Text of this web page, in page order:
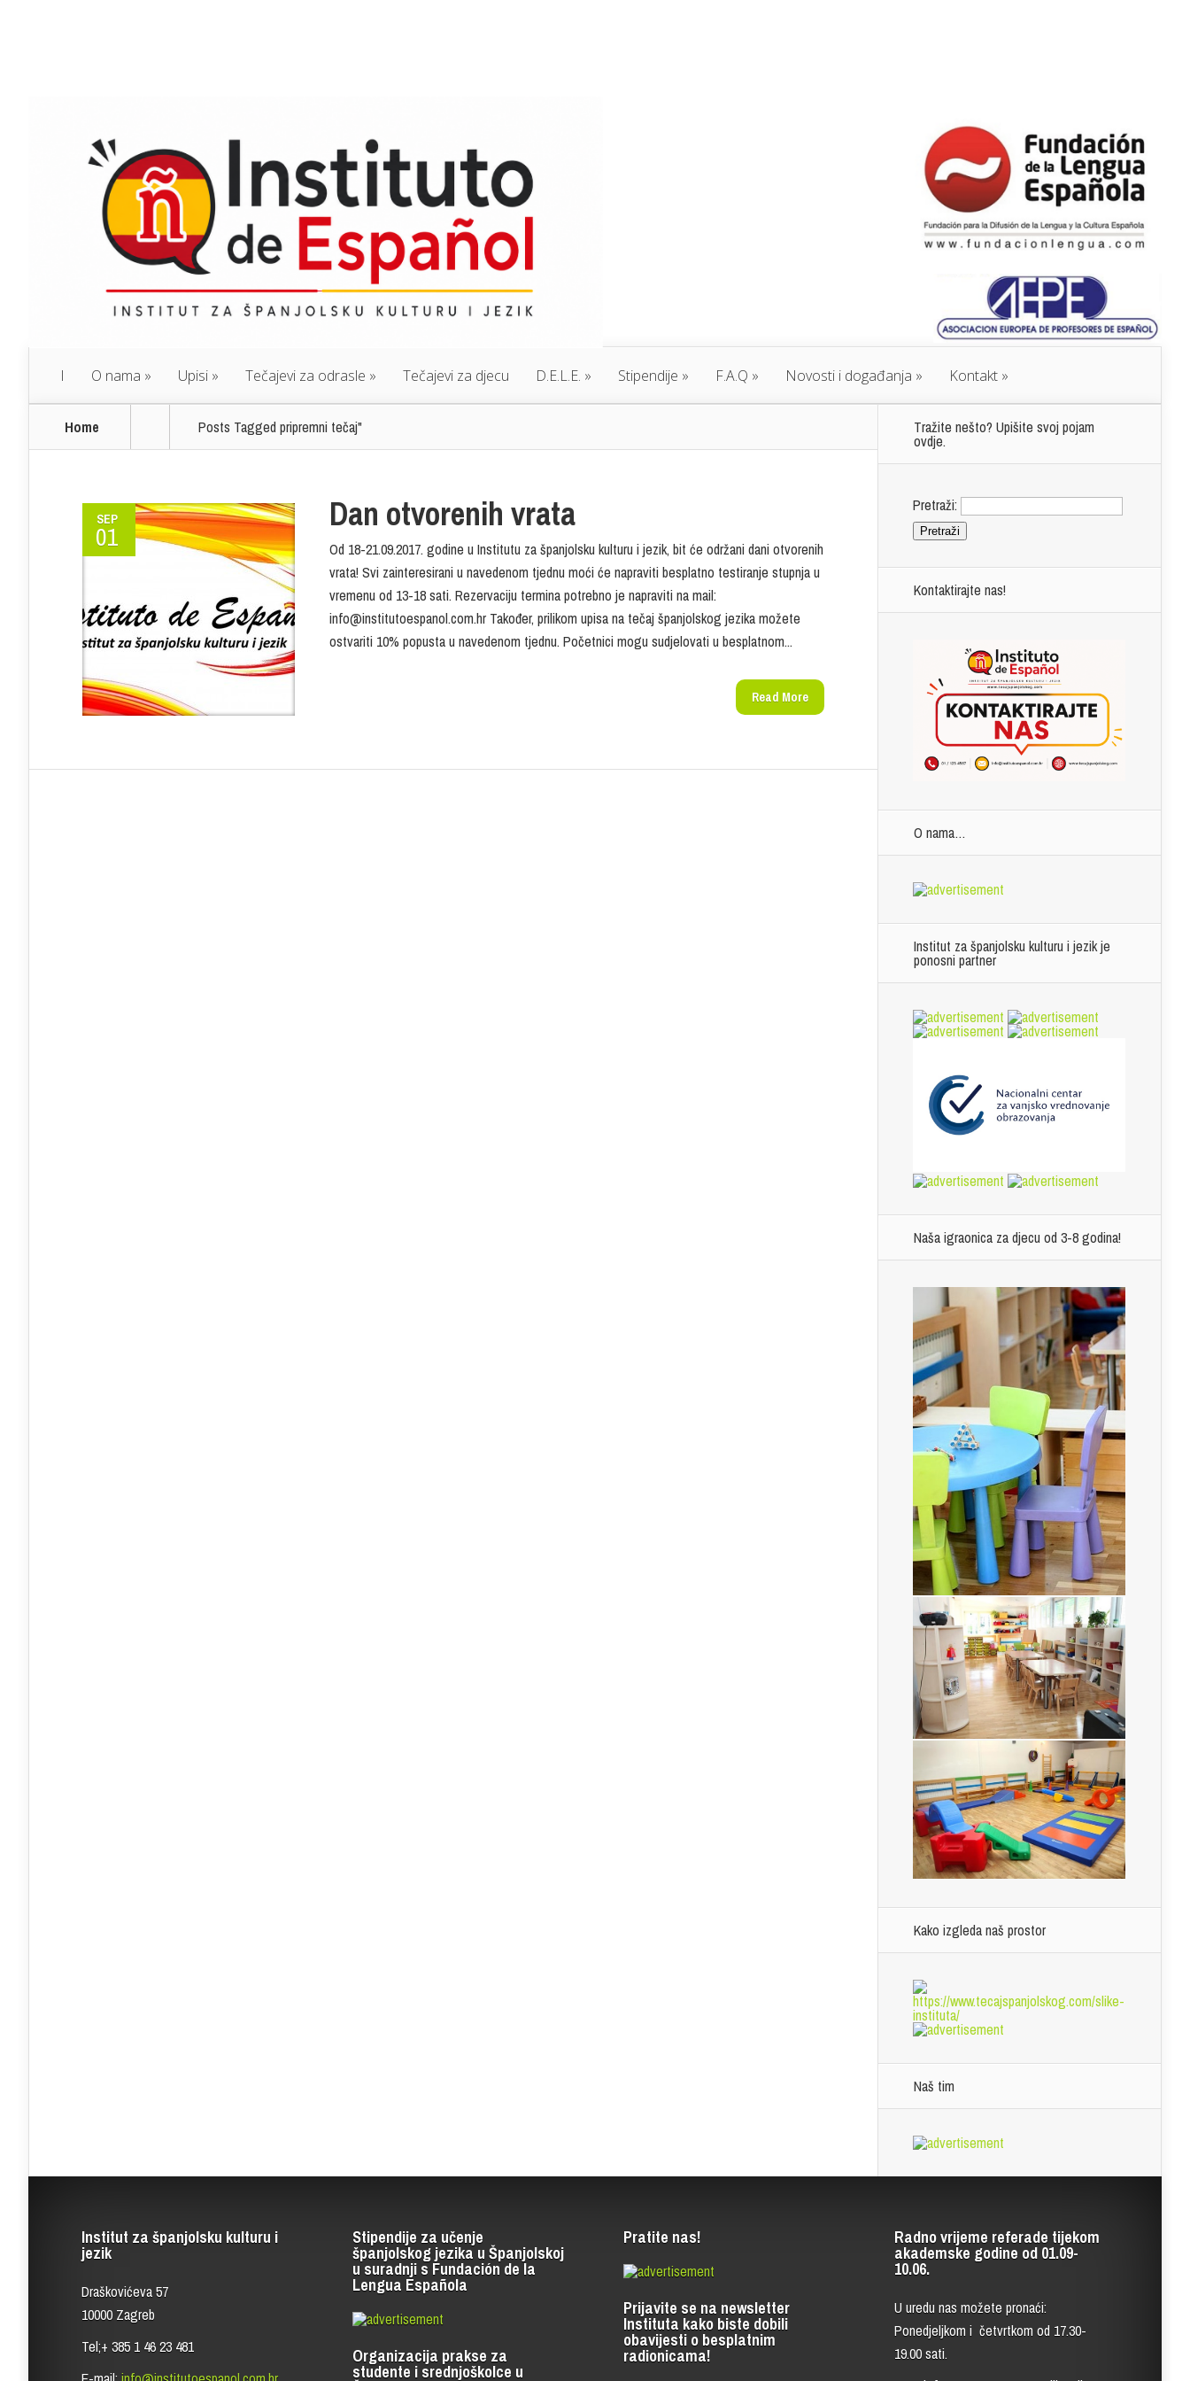
I O nama Upisi Tečajevi za odrasle Tečajevi za djecu D.E.L.E. Stipendije F.A.Q Novosti i događanja Kontakt
Home Posts Tagged pripremni tečaj"
SEP
01
Dan otvorenih vrata
Od 18-21.09.2017. godine u Institutu za španjolsku kulturu i jezik, bit će održani dani otvorenih
vrata! Svi zainteresirani u navedenom tjednu moći će napraviti besplatno testiranje stupnja u
vremenu od 13-18 sati. Rezervaciju termina potrebno je napraviti na mail:
info@institutoespanol.com.hr Također, prilikom upisa na tečaj španjolskog jezika možete
ostvariti 10% popusta u navedenom tjednu. Početnici mogu sudjelovati u besplatnom...
Read More
Tražite nešto? Upišite svoj pojam
ovdje.
Pretraži:
Kontaktirajte nas!
O nama…
Institut za španjolsku kulturu i jezik je
ponosni partner
Naša igraonica za djecu od 3-8 godina!
Kako izgleda naš prostor
Naš tim
Institut za španjolsku kulturu i
jezik
Draškovićeva 57
10000 Zagreb
Tel;+ 385 1 46 23 481
Stipendije za učenje
španjolskog jezika u Španjolskoj
u suradnji s Fundación de la
Lengua Española
Organizacija prakse za
studente i srednjoškolce u
Pratite nas!
Prijavite se na newsletter
Instituta kako biste dobili
obavijesti o besplatnim
radionicama!
Radno vrijeme referade tijekom
akademske godine od 01.09-
10.06.
U uredu nas možete pronaći:
Ponedjeljkom i četvrtkom od 17.30-
19.00 sati.